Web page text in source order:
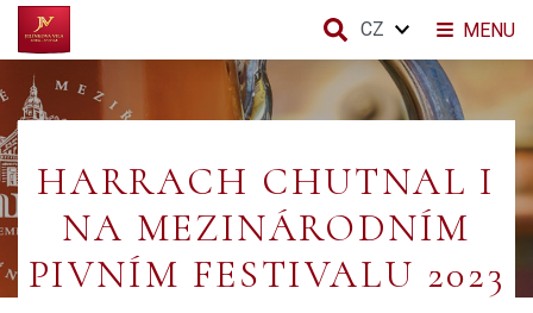
HARRACH CHUTNAL I
NA MEZINÁRODNÍM
PIVNÍM FESTIVALU 2023
MENU
CZ